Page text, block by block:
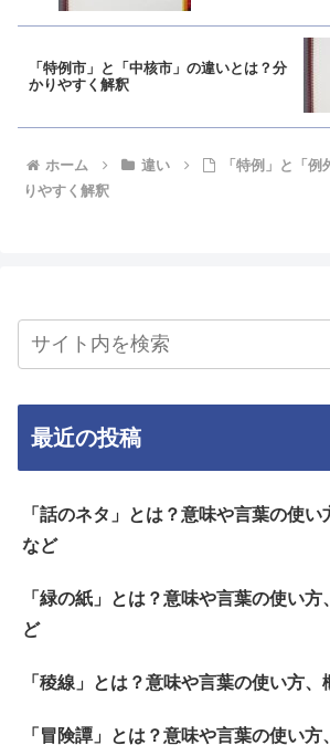
「特例市」と「中核市」の違いとは？分
かりやすく解釈
ホーム 違い
「特例」と「
りやすく解釈
最近の投稿
「話のネタ」とは？意味や言葉の使
など
「緑の紙」とは？意味や言葉の使い
ど
「稜線」とは？意味や言葉の使い方
「冒険譚」とは？意味や言葉の使い